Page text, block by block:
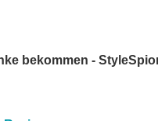
bekommen -